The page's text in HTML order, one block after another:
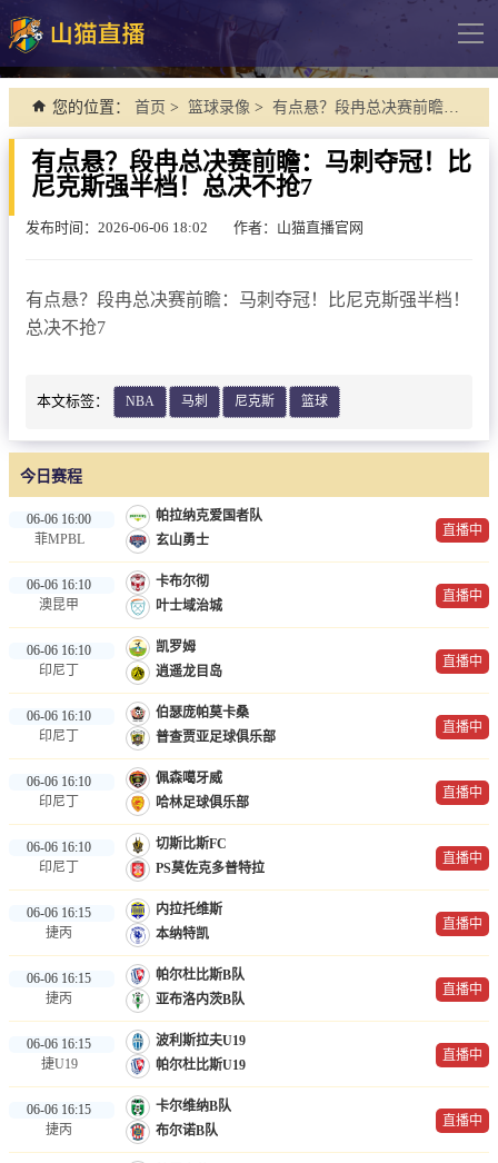
导
网站首页
足球直播
英超
德甲
西甲
篮球直播
NBA
CBA
录像
足球录像
篮球录像
新闻
足球新闻
篮球新闻
体育词条
您的位置： 首页 > 篮球录像 > 有点悬？段冉总决赛前瞻：马刺夺冠！比尼克斯强半档！总决不抢7
有点悬？段冉总决赛前瞻：马刺夺冠！比
尼克斯强半档！总决不抢7
发布时间：2026-06-06 18:02 作者：山猫直播官网
有点悬？段冉总决赛前瞻：马刺夺冠！比尼克斯强半档！
总决不抢7
本文标签： NBA 马刺 尼克斯 篮球
今日赛程
06-06 16:00
菲MPBL
帕拉纳克爱国者队
玄山勇士
直播中
06-06 16:10
澳昆甲
卡布尔彻
叶士域治城
直播中
06-06 16:10
印尼丁
凯罗姆
逍遥龙目岛
直播中
06-06 16:10
印尼丁
伯瑟庞帕莫卡桑
普查贾亚足球俱乐部
直播中
06-06 16:10
印尼丁
佩森噶牙威
哈林足球俱乐部
直播中
06-06 16:10
印尼丁
切斯比斯FC
PS莫佐克多普特拉
直播中
06-06 16:15
捷丙
内拉托维斯
本纳特凯
直播中
06-06 16:15
捷丙
帕尔杜比斯B队
亚布洛内茨B队
直播中
06-06 16:15
捷U19
波利斯拉夫U19
帕尔杜比斯U19
直播中
06-06 16:15
捷丙
卡尔维纳B队
布尔诺B队
直播中